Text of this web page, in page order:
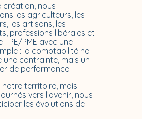
création, nous
les agriculteurs, les
les artisans, les
professions libérales et
PME avec une
: la comptabilité ne
contrainte, mais un
de performance.
territoire, mais
vers l’avenir, nous
les évolutions de